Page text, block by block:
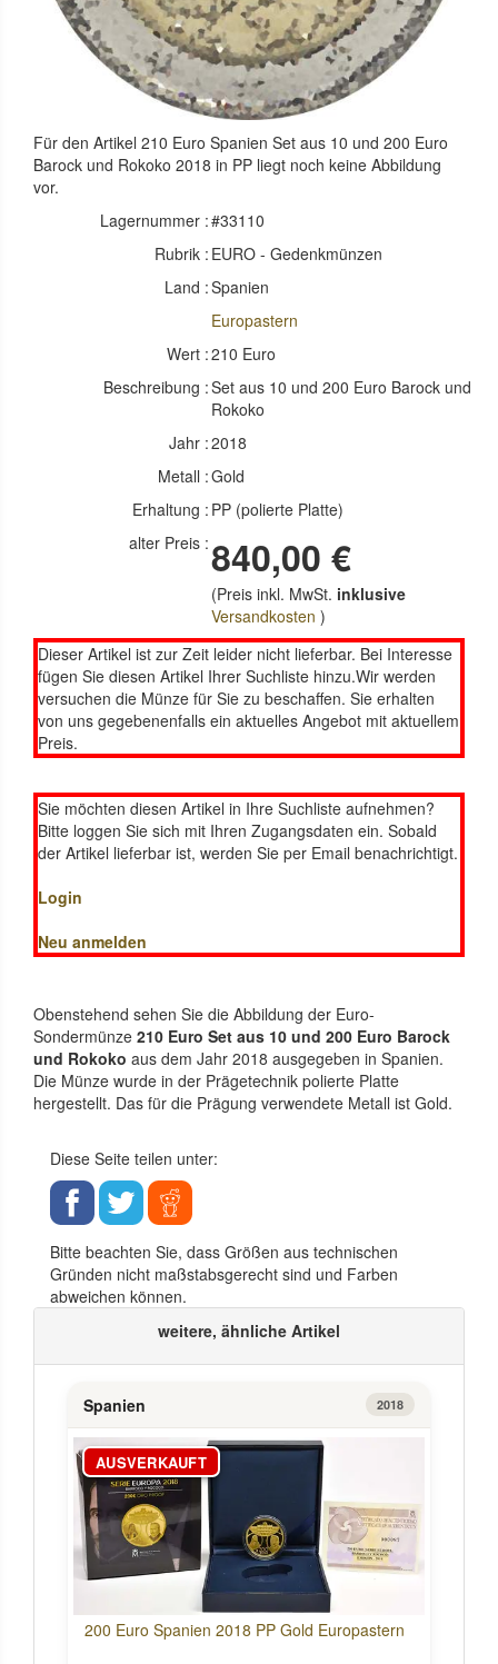
Für den Artikel 210 Euro Spanien Set aus 10 und 200 Euro
Barock und Rokoko 2018 in PP liegt noch keine Abbildung
vor.
Lagernummer :#33110
Rubrik : EURO - Gedenkmünzen
Land :Spanien
Europastern
Wert :210 Euro
Beschreibung :Set aus 10 und 200 Euro Barock und
Rokoko
Jahr :2018
Metall :Gold
Erhaltung : PP (polierte Platte)
alter Preis :840,00 €
(Preis inkl. MwSt. inklusive
Versandkosten )
Dieser Artikel ist zur Zeit leider nicht lieferbar. Bei Interesse
fügen Sie diesen Artikel Ihrer Suchliste hinzu.Wir werden
versuchen die Münze für Sie zu beschaffen. Sie erhalten
von uns gegebenenfalls ein aktuelles Angebot mit aktuellem
Preis.
Sie möchten diesen Artikel in Ihre Suchliste aufnehmen?
Bitte loggen Sie sich mit Ihren Zugangsdaten ein. Sobald
der Artikel lieferbar ist, werden Sie per Email benachrichtigt.
Login
Neu anmelden
Obenstehend sehen Sie die Abbildung der Euro-
Sondermünze 210 Euro Set aus 10 und 200 Euro Barock
und Rokoko aus dem Jahr 2018 ausgegeben in Spanien.
Die Münze wurde in der Prägetechnik polierte Platte
hergestellt. Das für die Prägung verwendete Metall ist Gold.
Diese Seite teilen unter:
Bitte beachten Sie, dass Größen aus technischen
Gründen nicht maßstabsgerecht sind und Farben
abweichen können.
weitere, ähnliche Artikel
Spanien 2018
AUSVERKAUFT
200 Euro Spanien 2018 PP Gold Europastern